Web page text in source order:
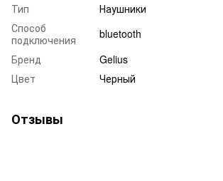
Тип
Наушники
Способ
подключения
bluetooth
Бренд
Gelius
Цвет
Черный
Отзывы